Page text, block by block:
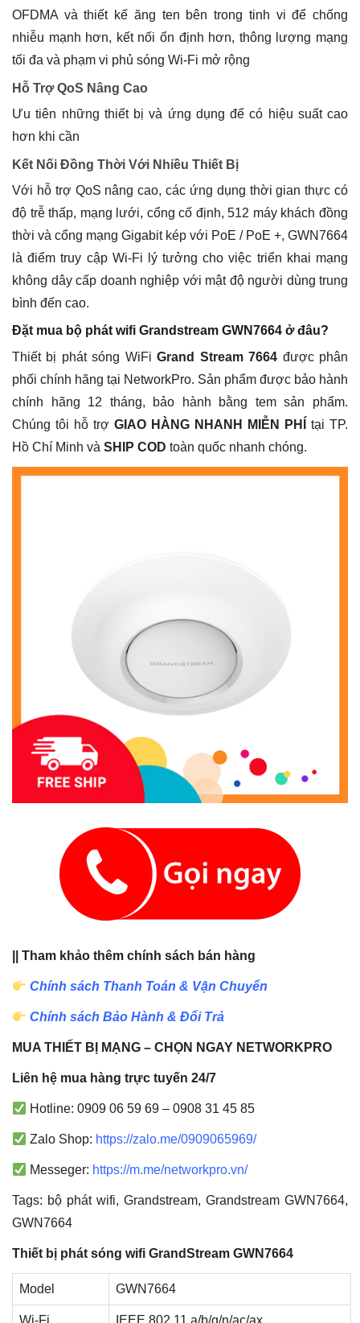
OFDMA và thiết kế ăng ten bên trong tinh vi để chống
nhiễu mạnh hơn, kết nối ổn định hơn, thông lượng mạng
tối đa và phạm vi phủ sóng Wi-Fi mở rộng
Hỗ Trợ QoS Nâng Cao
Ưu tiên những thiết bị và ứng dụng để có hiệu suất cao
hơn khi cần
Kết Nối Đồng Thời Với Nhiều Thiết Bị
Với hỗ trợ QoS nâng cao, các ứng dụng thời gian thực có
độ trễ thấp, mạng lưới, cổng cố định, 512 máy khách đồng
thời và cổng mạng Gigabit kép với PoE / PoE +, GWN7664
là điểm truy cập Wi-Fi lý tưởng cho việc triển khai mạng
không dây cấp doanh nghiệp với mật độ người dùng trung
bình đến cao.
Đặt mua bộ phát wifi Grandstream GWN7664 ở đâu?
Thiết bị phát sóng WiFiGrand Stream 7664 được phân
phối chính hãng tại NetworkPro. Sản phẩm được bảo hành
chính hãng 12 tháng, bảo hành bằng tem sản phẩm.
Chúng tôi hỗ trợ GIAO HÀNG NHANH MIỄN PHÍ
tại TP.
Hồ Chí Minh và SHIP COD toàn quốc nhanh chóng.
|| Tham khảo thêm chính sách bán hàng
Chính sách Thanh Toán & Vận Chuyển
Chính sách Bảo Hành & Đổi Trả
MUA THIẾT BỊ MẠNG – CHỌN NGAY NETWORKPRO
Liên hệ mua hàng trực tuyến 24/7
Hotline: 0909 06 59 69 – 0908 31 45 85
Zalo Shop: https://zalo.me/0909065969/
Messeger: https://m.me/networkpro.vn/
Tags: bộ phát wifi, Grandstream, Grandstream GWN7664,
GWN7664
Thiết bị phát sóng wifi GrandStream GWN7664
Model GWN7664
Wi-Fi IEEE 802.11 a/b/g/n/ac/ax